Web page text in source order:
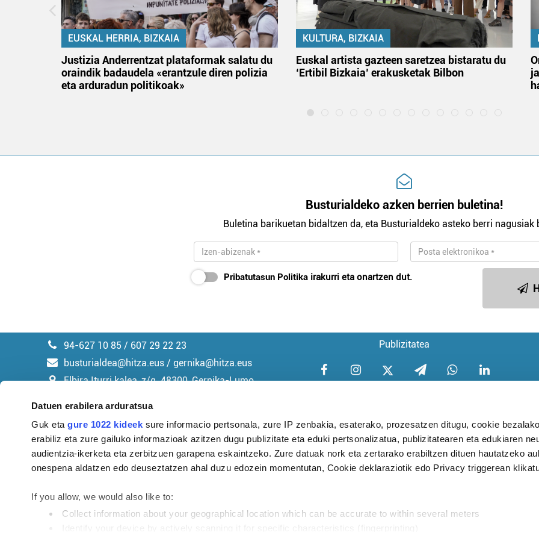
Datuen erabilera arduratsua
Guk etagure 1022 kideek sure informacio pertsonala, zure IP zenbakia, esaterako, prozesatzen ditugu, cookie
erabiliz eta zure gailuko informazioak azitzen dugu publizitate eta eduki pertsonalizatua, publizitatearen eta edukiaren
audientzia-ikerketa eta zerbitzuen garapena eskaintzeko. Zure datuak nork eta zertarako erabiltzen dituen hautatzeko
onespena aldatzen edo deuseztatzen ahal duzu edozein momentutan, Cookie deklaraziotik edo Privacy triggerean
If you allow, we would also like to:
Collect information about your geographical location which can be accurate to within several meters
EUSKAL HERRIA, BIZKAIA
Justizia Anderrentzat plataformak salatu du
oraindik badaudela «erantzule diren polizia
eta arduradun politikoak»
KULTURA, BIZKAIA
Euskal artista gazteen saretzea bistaratu du
‘Ertibil Bizkaia’ erakusketak Bilbon
Busturialdeko azken berrien buletina!
Buletina barikuetan bidaltzen da, eta Busturialdeko asteko berri nagusiak
Pribatutasun Politika irakurri eta onartzen dut.
94-627 10 85 / 607 29 22 23
busturialdea@hitza.eus / gernika@hitza.eus
Elbira Iturri kalea, z/g. 48300, Gernika-Lumo
Publizitatea
Argitalpen politika Aniztasun politika Pribatutasun